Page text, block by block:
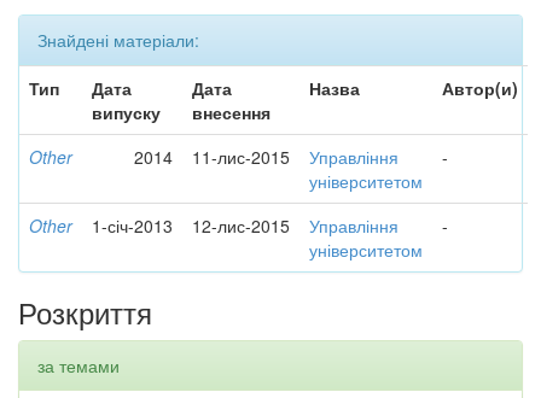
Знайдені матеріали:
Тип
Дата
випуску
Дата
внесення
Назва Автор(и)
Other 2014 11-лис-2015
Управління
університетом
-
Other 1-січ-2013 12-лис-2015
Управління
університетом
-
Розкриття
за темами